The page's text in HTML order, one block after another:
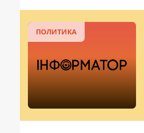
ПОЛИТИКА